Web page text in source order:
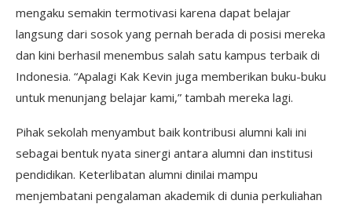
mengaku semakin termotivasi karena dapat belajar
langsung dari sosok yang pernah berada di posisi mereka
dan kini berhasil menembus salah satu kampus terbaik di
Indonesia. “Apalagi Kak Kevin juga memberikan buku-buku
untuk menunjang belajar kami,” tambah mereka lagi.
Pihak sekolah menyambut baik kontribusi alumni kali ini
sebagai bentuk nyata sinergi antara alumni dan institusi
pendidikan. Keterlibatan alumni dinilai mampu
menjembatani pengalaman akademik di dunia perkuliahan